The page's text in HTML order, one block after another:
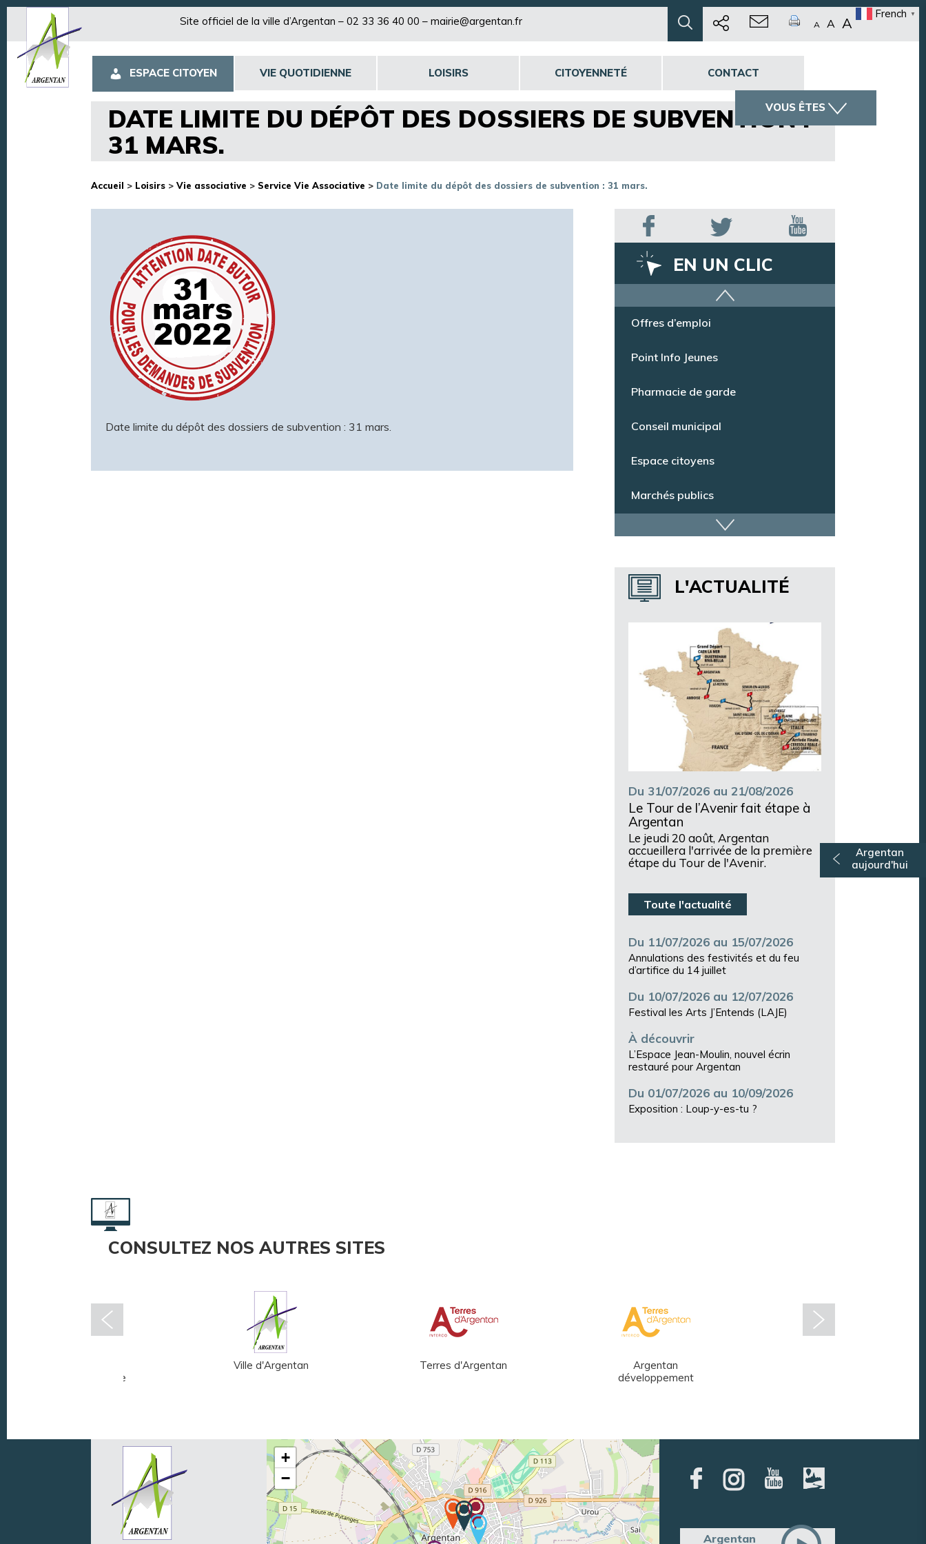
Site officiel de la ville d’Argentan – 02 33 36 40 00 – mairie@argentan.fr A A A
French ▼
ESPACE CITOYEN VIE QUOTIDIENNE LOISIRS CITOYENNETÉ CONTACT
VOUS ÊTES
Argentan
aujourd'hui
DATE LIMITE DU DÉPÔT DES DOSSIERS DE SUBVENTION :
31 MARS.
Accueil > Loisirs > Vie associative > Service Vie Associative > Date limite du dépôt des dossiers de subvention : 31 mars.
Date limite du dépôt des dossiers de subvention : 31 mars.
EN UN CLIC
Offres d’emploi
Point Info Jeunes
Pharmacie de garde
Conseil municipal
Espace citoyens
Marchés publics
Dispositif de vidéoprotection
Annuaire des services
Annuaire des associations
Argentan Aujourd’hui
L'ACTUALITÉ
Du 31/07/2026 au 21/08/2026
Le Tour de l’Avenir fait étape à
Argentan
Le jeudi 20 août, Argentan
accueillera l'arrivée de la première
étape du Tour de l'Avenir.
Toute l'actualité
Du 11/07/2026 au 15/07/2026
Annulations des festivités et du feu
d’artifice du 14 juillet
Du 10/07/2026 au 12/07/2026
Festival les Arts J’Entends (LAJE)
À découvrir
L’Espace Jean-Moulin, nouvel écrin
restauré pour Argentan
Du 01/07/2026 au 10/09/2026
Exposition : Loup-y-es-tu ?
CONSULTEZ NOS AUTRES SITES
Léger - André Mare
Ville d'Argentan Terres d'Argentan
Argentan
développement
+
−
Argentan